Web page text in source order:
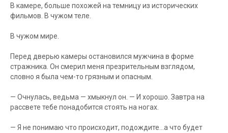
В камере, больше похожей на темницу из исторических
фильмов. В чужом теле.
В чужом мире.
Перед дверью камеры остановился мужчина в форме
стражника. Он смерил меня презрительным взглядом,
словно я была чем-то грязным и опасным.
— Очнулась, ведьма — хмыкнул он. — И хорошо. Завтра на
рассвете тебе понадобится стоять на ногах.
— Я не понимаю что происходит, подождите...а что будет